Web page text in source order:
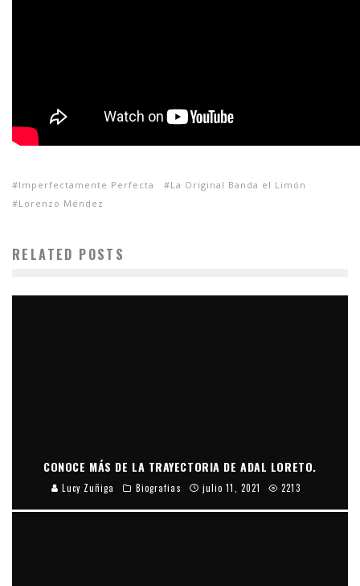
Imperfectamente Perfecta
La Original Banda el Limón
Lorenzo Méndez
RELATED POSTS
CONOCE MÁS DE LA TRAYECTORIA DE ADAL LORETO.
Lucy Zuñiga Biografias julio 11, 2021 2213